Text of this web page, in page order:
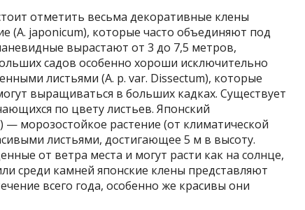
отметить весьма декоративные клены
(A. japonicum), которые часто объединяют под
вырастают от 3 до 7,5 метров,
садов особенно хороши исключительно
листьями (A. p. var. Dissectum), которые
выращиваться в больших кадках. Существует
по цвету листьев. Японский
— морозостойкое растение (от климатической
листьями, достигающее 5 м в высоту.
от ветра места и могут расти как на солнце,
среди камней японские клены представляют
всего года, особенно же красивы они